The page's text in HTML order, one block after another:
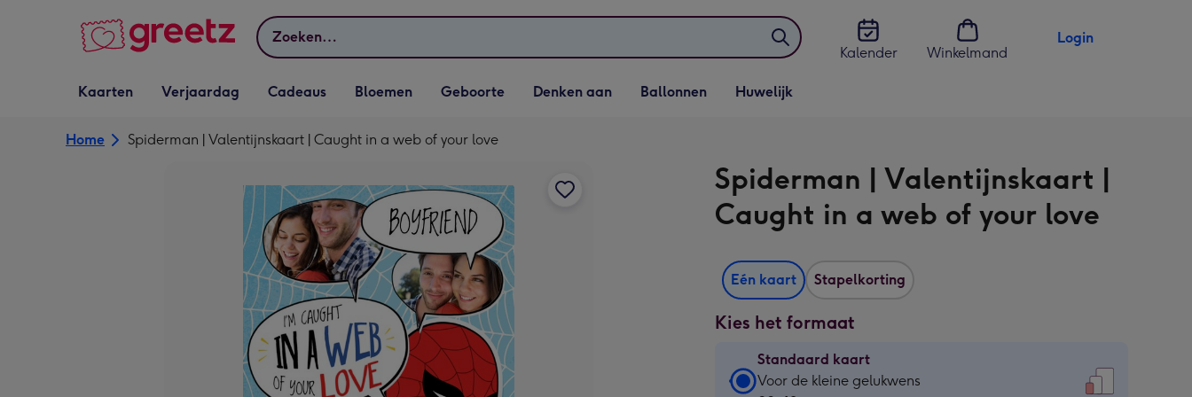
Zoeken
Kalender
Winkelmand
Login
Vervolgkeuzelijst
Kaarten openen
Kaarten
Vervolgkeuzelijst
Verjaardag openen
Verjaardag
Vervolgkeuzelijst
Cadeaus openen
Cadeaus
Vervolgkeuzelijst
Bloemen openen
Bloemen
Vervolgkeuzelijst
Geboorte openen
Geboorte
Vervolgkeuzelijst
Denken aan openen
Denken aan
Vervolgkeuzelijst
Ballonnen openen
Ballonnen
Vervolgkeuzelijst
Huwelijk openen
Huwelijk
Home Spiderman | Valentijnskaart | Caught in a web of your love
Spiderman | Valentijnskaart |
Caught in a web of your love
Eén kaart Stapelkorting
Kies het formaat
Standaard kaart
Standaard
Voor de kleine gelukwens